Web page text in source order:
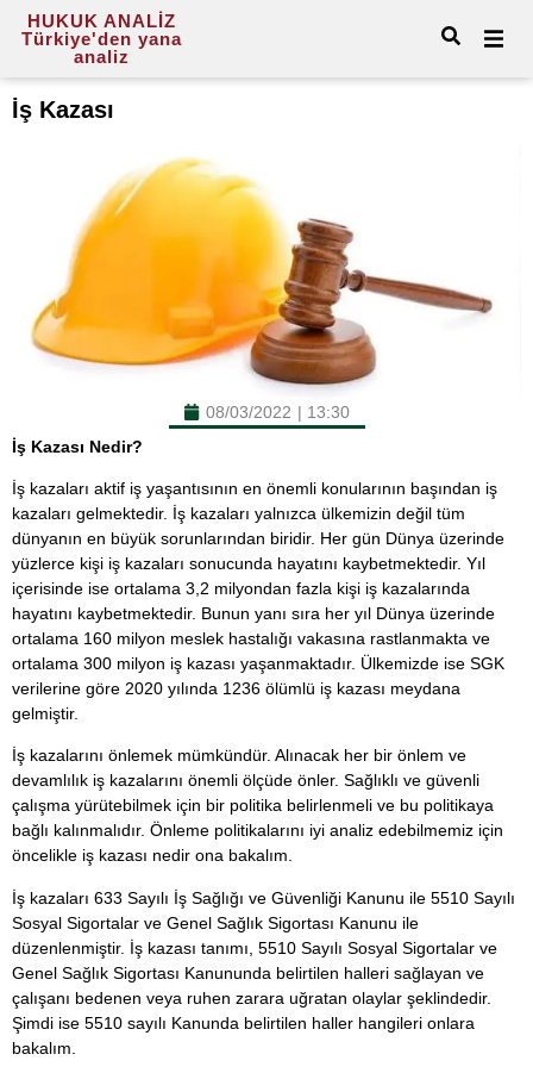
HUKUK ANALİZ
Türkiye'den yana
analiz
İş Kazası
08/03/2022 | 13:30
İş Kazası Nedir?
İş kazaları aktif iş yaşantısının en önemli konularının başından iş
kazaları gelmektedir. İş kazaları yalnızca ülkemizin değil tüm
dünyanın en büyük sorunlarından biridir. Her gün Dünya üzerinde
yüzlerce kişi iş kazaları sonucunda hayatını kaybetmektedir. Yıl
içerisinde ise ortalama 3,2 milyondan fazla kişi iş kazalarında
hayatını kaybetmektedir. Bunun yanı sıra her yıl Dünya üzerinde
ortalama 160 milyon meslek hastalığı vakasına rastlanmakta ve
ortalama 300 milyon iş kazası yaşanmaktadır. Ülkemizde ise SGK
verilerine göre 2020 yılında 1236 ölümlü iş kazası meydana
gelmiştir.
İş kazalarını önlemek mümkündür. Alınacak her bir önlem ve
devamlılık iş kazalarını önemli ölçüde önler. Sağlıklı ve güvenli
çalışma yürütebilmek için bir politika belirlenmeli ve bu politikaya
bağlı kalınmalıdır. Önleme politikalarını iyi analiz edebilmemiz için
öncelikle iş kazası nedir ona bakalım.
İş kazaları 633 Sayılı İş Sağlığı ve Güvenliği Kanunu ile 5510 Sayılı
Sosyal Sigortalar ve Genel Sağlık Sigortası Kanunu ile
düzenlenmiştir. İş kazası tanımı, 5510 Sayılı Sosyal Sigortalar ve
Genel Sağlık Sigortası Kanununda belirtilen halleri sağlayan ve
çalışanı bedenen veya ruhen zarara uğratan olaylar şeklindedir.
Şimdi ise 5510 sayılı Kanunda belirtilen haller hangileri onlara
bakalım.